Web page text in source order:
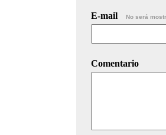
E-mail No será
Comentario